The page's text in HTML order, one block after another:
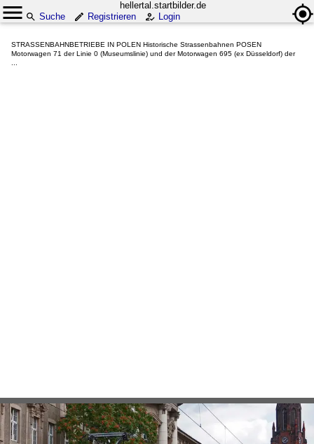
hellertal.startbilder.de
Suche
Registrieren Login
STRASSENBAHNBETRIEBE IN POLEN Historische Strassenbahnen POSEN
Motorwagen 71 der Linie 0 (Museumslinie) und der Motorwagen 695 (ex Düsseldorf) der